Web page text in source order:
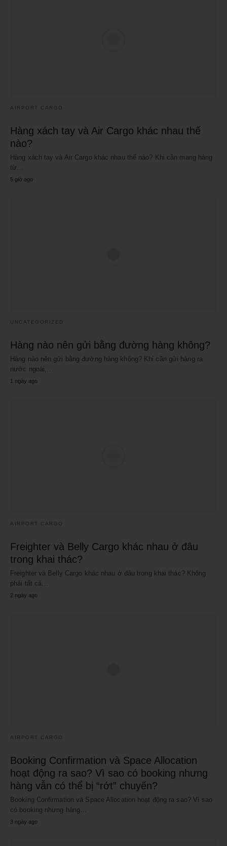
AIRPORT CARGO
Hàng xách tay và Air Cargo khác nhau thế
nào?
Hàng xách tay và Air Cargo khác nhau thế nào? Khi cần mang hàng
từ…
5 giờ ago
UNCATEGORIZED
Hàng nào nên gửi bằng đường hàng không?
Hàng nào nên gửi bằng đường hàng không? Khi cần gửi hàng ra
nước ngoài,…
1 ngày ago
AIRPORT CARGO
Freighter và Belly Cargo khác nhau ở đâu
trong khai thác?
Freighter và Belly Cargo khác nhau ở đâu trong khai thác? Không
phải tất cả…
2 ngày ago
AIRPORT CARGO
Booking Confirmation và Space Allocation
hoạt động ra sao? Vì sao có booking nhưng
hàng vẫn có thể bị “rớt” chuyến?
Booking Confirmation và Space Allocation hoạt động ra sao? Vì sao
có booking nhưng hàng…
3 ngày ago